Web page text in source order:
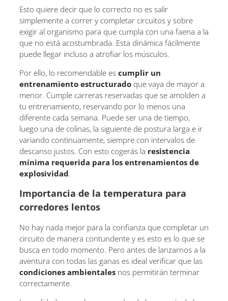
Esto quiere decir que lo correcto no es salir
simplemente a correr y completar circuitos y sobre
exigir al organismo para que cumpla con una faena a la
que no está acostumbrada. Esta dinámica fácilmente
puede llegar incluso a atrofiar los músculos.
Por ello, lo recomendable es cumplir un
entrenamiento estructurado que vaya de mayor a
menor. Cumple carreras reservadas que se amolden a
tu entrenamiento, reservando por lo menos una
diferente cada semana. Puede ser una de tiempo,
luego una de colinas, la siguiente de postura larga e ir
variando continuamente, siempre con intervalos de
descanso justos. Con esto cogerás la resistencia
mínima requerida para los entrenamientos de
explosividad.
Importancia de la temperatura para
corredores lentos
No hay nada mejor para la confianza que completar un
circuito de manera contundente y es esto es lo que se
busca en todo momento. Pero antes de lanzarnos a la
aventura con todas las ganas es ideal verificar que las
condiciones ambientales nos permitirán terminar
correctamente.